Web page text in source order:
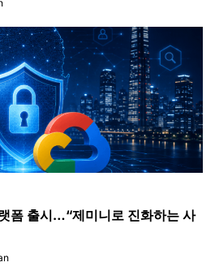
폼 출시…“제미니로 진화하는 사